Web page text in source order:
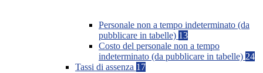
Personale non a tempo indeterminato (da
pubblicare in tabelle) 13
Costo del personale non a tempo
indeterminato (da pubblicare in tabelle) 24
Tassi di assenza 17